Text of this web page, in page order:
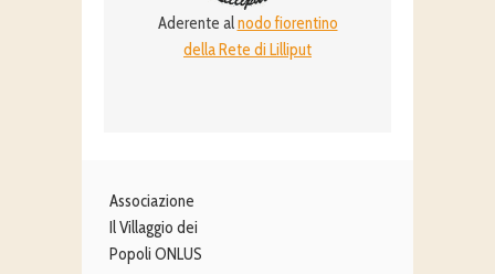
Aderente alnodo fiorentino
della Rete di Lilliput
Associazione
Il Villaggio dei
Popoli ONLUS